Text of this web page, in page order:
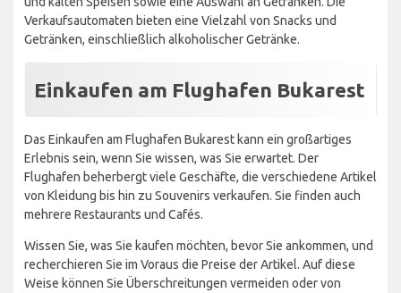
Verkaufsautomaten bieten eine Vielzahl von Snacks und
Getränken, einschließlich alkoholischer Getränke.
Einkaufen am Flughafen Bukarest
Das Einkaufen am Flughafen Bukarest kann ein großartiges
Erlebnis sein, wenn Sie wissen, was Sie erwartet. Der
Flughafen beherbergt viele Geschäfte, die verschiedene Artikel
von Kleidung bis hin zu Souvenirs verkaufen. Sie finden auch
mehrere Restaurants und Cafés.
Wissen Sie, was Sie kaufen möchten, bevor Sie ankommen, und
recherchieren Sie im Voraus die Preise der Artikel. Auf diese
Weise können Sie Überschreitungen vermeiden oder von